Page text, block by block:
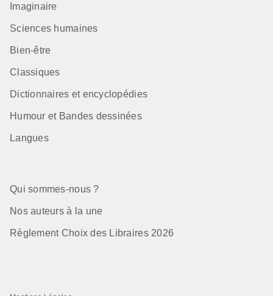
Imaginaire
Sciences humaines
Bien-être
Classiques
Dictionnaires et encyclopédies
Humour et Bandes dessinées
Langues
Qui sommes-nous ?
Nos auteurs à la une
Règlement Choix des Libraires 2026